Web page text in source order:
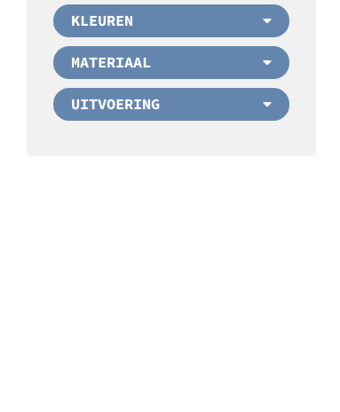
KLEUREN
MATERIAAL
UITVOERING